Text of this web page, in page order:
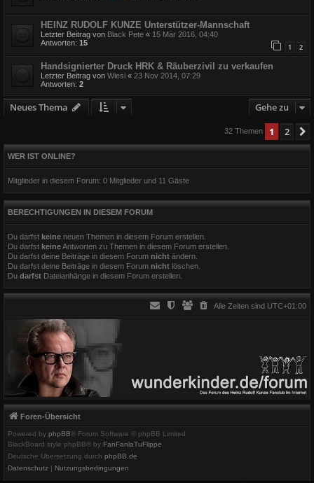
HEINZ RUDOLF KUNZE Unterstützer-Mannschaft
Letzter Beitrag von Black Pete « 15 Mär 2016, 04:40
Antworten: 15 1 2
Handsignierter Druck HRK & Räuberzivil zu verkaufen
Letzter Beitrag von Wiesi « 23 Nov 2014, 07:29
Antworten: 2
Neues Thema Gehe zu
32 Themen 1 2
WER IST ONLINE?
Mitglieder in diesem Forum: 0 Mitglieder und 11 Gäste
BERECHTIGUNGEN IN DIESEM FORUM
Du darfst keine neuen Themen in diesem Forum erstellen.
Du darfst keineAntworten zu Themen in diesem Forum erstellen.
Du darfst deine Beiträge in diesem Forum nicht ändern.
Du darfst deine Beiträge in diesem Forum nicht löschen.
Du darfst Dateianhänge in diesem Forum erstellen.
Alle Zeiten sind UTC+01:00
Foren-Übersicht
Powered by phpBB® Forum Software © phpBB Limited
BlackBoard style phpBB® by FanFanlaTuFlippe
Deutsche Übersetzung durch phpBB.de
Datenschutz | Nutzungsbedingungen